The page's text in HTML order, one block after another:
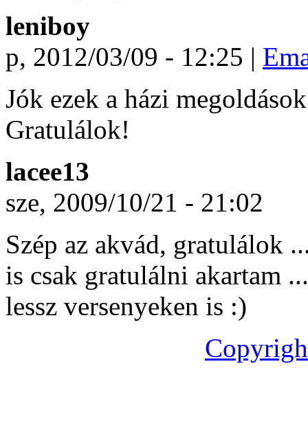
leniboy
p, 2012/03/09 - 12:25 |
Jók ezek a házi
Gratulálok!
lacee13
sze, 2009/10/21 - 21:02
Szép az akvád, gratulálok
is csak gratulálni akartam
lessz versenyeken is :)